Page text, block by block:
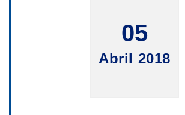
05
Abril 2018